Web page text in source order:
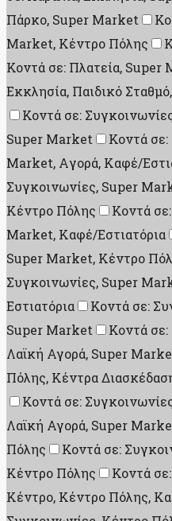
Πάρκο, Super Market
Market, Κέντρο Πόλης
Κοντά σε: Πλατεία, Super
Εκκλησία, Παιδικό
Κοντά σε:
Super Market
Κοντά
Market, Aγορά, Καφέ/
Συγκοινωνίες, Super
Κέντρο Πόλης
Κοντά
Market, Καφέ/Εστιατόρια
Super Market, Κέντρο
Συγκοινωνίες, Super
Εστιατόρια
Κοντά σε:
Super Market
Κοντά σε:
Λαϊκή Αγορά, Super
Πόλης, Κέντρα
Κοντά σε:
Λαϊκή Αγορά, Super
Πόλης
Κοντά σε:
Κέντρο Πόλης
Κοντά
Κέντρο, Κέντρο Πόλης,